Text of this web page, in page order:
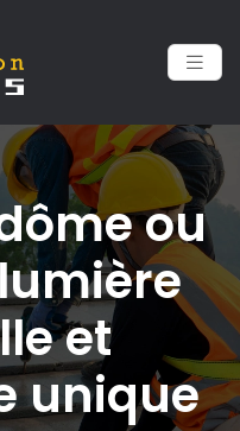
ou
et
unique